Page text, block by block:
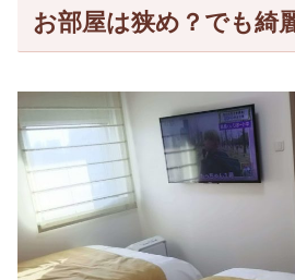
お部屋は狭め？でも綺